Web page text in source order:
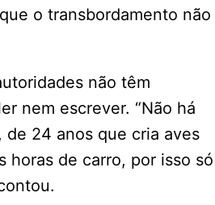
o transbordamento não
não têm
nem escrever. “Não há
de 24 anos que cria aves
horas de carro, por isso só